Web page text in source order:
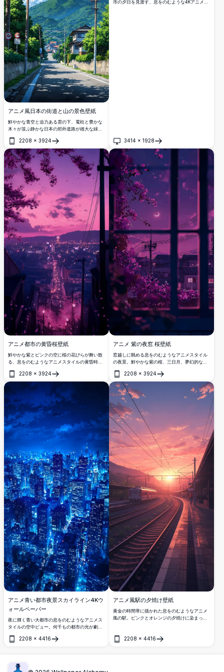
アニメ風日本の街道と山の景色壁紙
鮮やかな青空と迫力ある雲の下、電柱と豊かな
木々が並ぶ静かな日本の郊外道路が雄大な緑の
山へと続く、美しい4Kアニメスタイルの壁紙。
2208 × 3924
開く
市の夕日を見渡す、息をのむような4Kアニメ壁
3414 × 1928
開く
アニメ都市の黄昏桜壁紙
鮮やかな紫とピンクの空に桜の花びらが舞い散
る、息をのむようなアニメスタイルの黄昏時の
びる長い通りを照らしています。
2208 × 3924
開く
アニメ 紫の夜窓 桜壁紙
窓越しに眺める息をのむようなアニメスタイル
の夜景。鮮やかな紫の桜、三日月、夢幻的な紫
4K高解像度壁紙。
2208 × 3924
開く
アニメ青い都市夜景スカイライン4Kウ
ォールペーパー
夜に輝く青い大都市の息をのむようなアニメス
タイルの空中ビュー。何千もの都市の光が劇的
イバーパンクにインスパイアされた息をのむ都
2208 × 4416
開く
アニメ風駅の夕焼け壁紙
黄金の時間帯に描かれた息をのむようなアニメ
風の駅。ピンクとオレンジの夕焼けに染まった
2208 × 4416
開く